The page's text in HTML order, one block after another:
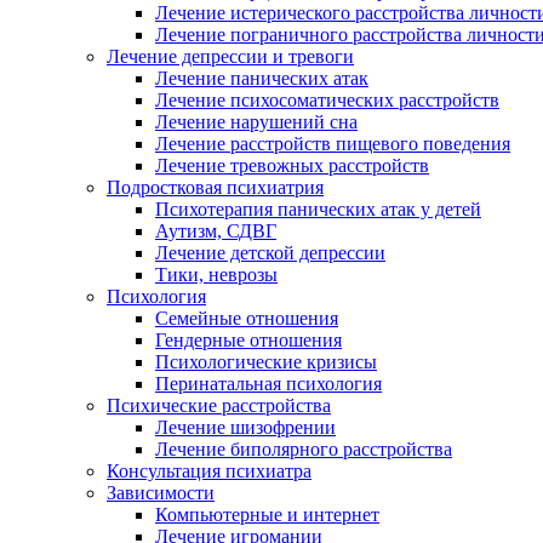
Лечение истерического расстройства
Лечение пограничного расстройства
Лечение депрессии и тревоги
Лечение панических атак
Лечение психосоматических расстройств
Лечение нарушений сна
Лечение расстройств пищевого поведения
Лечение тревожных расстройств
Подростковая психиатрия
Психотерапия панических атак у детей
Аутизм, СДВГ
Лечение детской депрессии
Тики, неврозы
Психология
Семейные отношения
Гендерные отношения
Психологические кризисы
Перинатальная психология
Психические расстройства
Лечение шизофрении
Лечение биполярного расстройства
Консультация психиатра
Зависимости
Компьютерные и интернет
Лечение игромании